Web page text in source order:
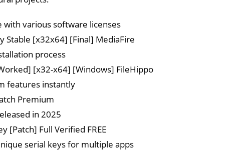
various software licenses
Stable [x32x64] [Final] MediaFire
process
[x32-x64] [Windows] FileHippo
features instantly
Premium
in 2025
[Patch] Full Verified FREE
serial keys for multiple apps